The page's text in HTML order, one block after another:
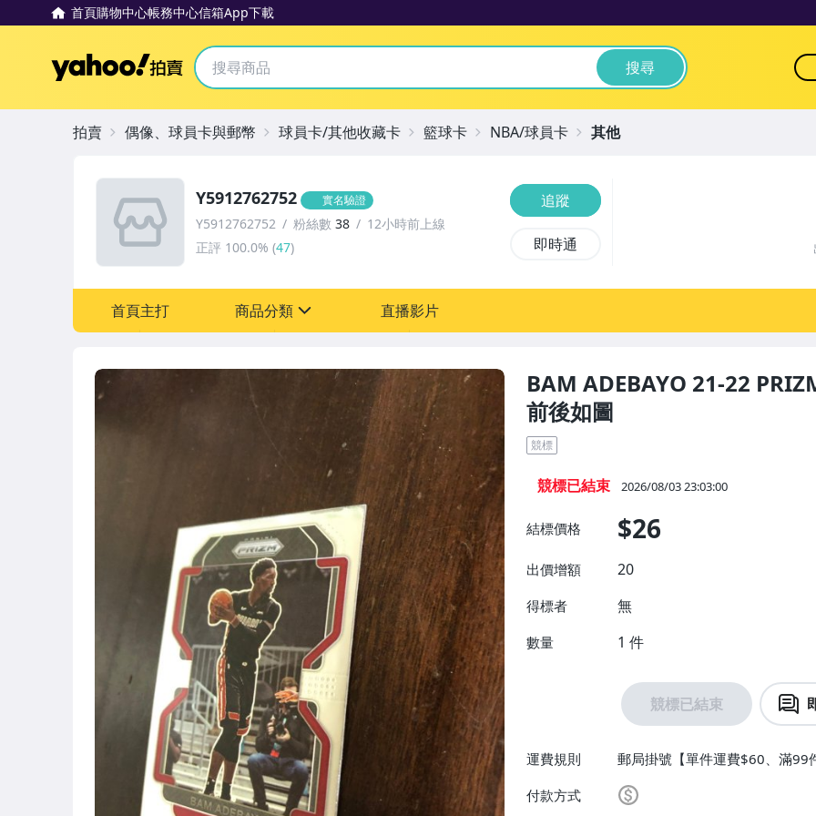
首頁購物中心帳務中心信箱App下載
Yahoo拍賣 搜尋
BAM ADEBAYO 21-22
前後如圖
競標
競標已結束 2026/08/03 23:03:00
結標價格 $26
出價增額 20
得標者 無
數量 1 件
競標已結束
運費規則
郵局掛號【單件運費$60、滿99
付款方式
Y5912762752 實名驗證
Y5912762752 粉絲數 38
12小時前上線
正評 100.0% (47)
追蹤
即時通
首頁主打 商品分類 直播影片
拍賣 偶像、球員卡與郵幣 球員卡/其他收藏卡 籃球卡 NBA/球員卡 其他